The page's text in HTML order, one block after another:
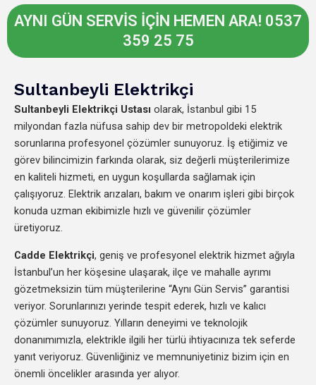
AYNI GÜN SERVİS İÇİN HEMEN ARA! 0537
359 25 75
Sultanbeyli Elektrikçi
Sultanbeyli Elektrikçi Ustası olarak, İstanbul gibi 15
milyondan fazla nüfusa sahip dev bir metropoldeki elektrik
sorunlarına profesyonel çözümler sunuyoruz. İş etiğimiz ve
görev bilincimizin farkında olarak, siz değerli müşterilerimize
en kaliteli hizmeti, en uygun koşullarda sağlamak için
çalışıyoruz. Elektrik arızaları, bakım ve onarım işleri gibi birçok
konuda uzman ekibimizle hızlı ve güvenilir çözümler
üretiyoruz.
Cadde Elektrikçi, geniş ve profesyonel elektrik hizmet ağıyla
İstanbul’un her köşesine ulaşarak, ilçe ve mahalle ayrımı
gözetmeksizin tüm müşterilerine “Aynı Gün Servis” garantisi
veriyor. Sorunlarınızı yerinde tespit ederek, hızlı ve kalıcı
çözümler sunuyoruz. Yılların deneyimi ve teknolojik
donanımımızla, elektrikle ilgili her türlü ihtiyacınıza tek seferde
yanıt veriyoruz. Güvenliğiniz ve memnuniyetiniz bizim için en
önemli öncelikler arasında yer alıyor.